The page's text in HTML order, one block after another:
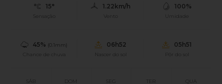
15°
Sensação
1.22km/h
Vento
100%
Umidade
45% (0.1mm)
Chance de chuva
06h52
Nascer do sol
05h51
Pôr do sol
SÁB DOM SEG TER QUA